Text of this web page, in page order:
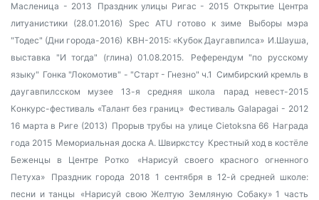
Масленица - 2013
Праздник улицы Ригас - 2015 Открытие Центра
литуанистики (28.01.2016)
Spec ATU готово к зиме
Выборы мэра
"Тодес" (Дни города-2016) КВН-2015: «Кубок Даугавпилса» И.Шауша,
выставка "И тогда" (глина) 01.08.2015.
Референдум "по русскому
языку" Гонка "Локомотив" - "Старт - Гнезно" ч.1 Симбирский кремль в
даугавпилсском музее
13-я средняя школа
парад невест-2015
Конкурс-фестиваль «Талант без границ» Фестиваль Galapagai - 2012
16 марта в Риге (2013) Прорыв трубы на улице Cietoksna 66 Награда
года 2015 Мемориальная доска А. Швиркстсу Крестный ход в костёле
Беженцы в Центре Ротко
«Нарисуй своего красного огненного
Петуха»
Праздник города 2018 1 сентября в 12-й средней школе:
песни и танцы
«Нарисуй свою Желтую Земляную Собаку» 1 часть